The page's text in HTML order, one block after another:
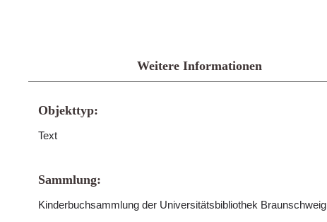
Weitere Informationen
Objekttyp:
Text
Sammlung:
Kinderbuchsammlung der Universitätsbibliothek Braunschweig